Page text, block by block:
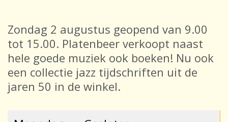
Zondag 2 augustus geopend van 9.00
tot 15.00. Platenbeer verkoopt naast
hele goede muziek ook boeken! Nu ook
een collectie jazz tijdschriften uit de
jaren 50 in de winkel.